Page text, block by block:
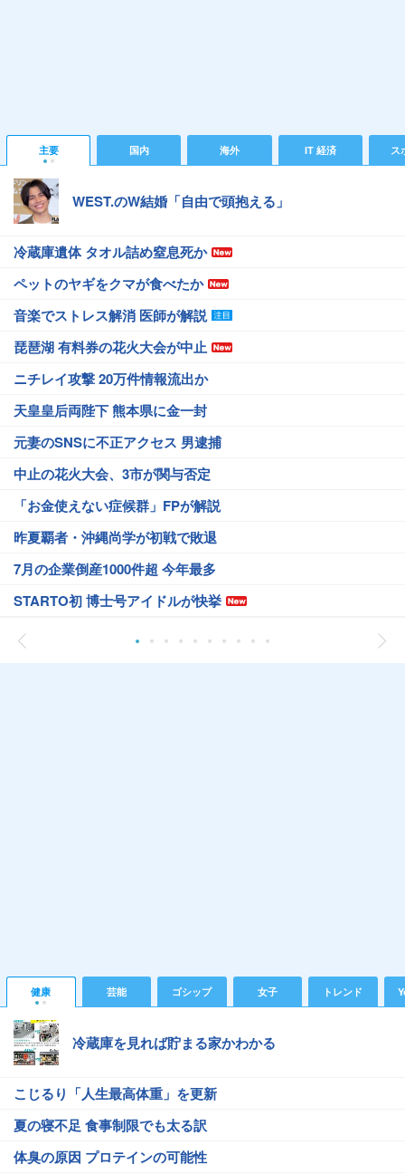
主要 国内 海外 IT 経済 ス
WEST.のW結婚「自由で頭抱える」
冷蔵庫遺体 タオル詰め窒息死か
ペットのヤギをクマが食べたか
音楽でストレス解消 医師が解説
琵琶湖 有料券の花火大会が中止
ニチレイ攻撃 20万件情報流出か
天皇皇后両陛下 熊本県に金一封
元妻のSNSに不正アクセス 男逮捕
中止の花火大会、3市が関与否定
「お金使えない症候群」FPが解説
昨夏覇者・沖縄尚学が初戦で敗退
7月の企業倒産1000件超 今年最多
STARTO初 博士号アイドルが快挙
健康 芸能 ゴシップ 女子 トレンド
冷蔵庫を見れば貯まる家かわかる
こじるり「人生最高体重」を更新
夏の寝不足 食事制限でも太る訳
体臭の原因 プロテインの可能性